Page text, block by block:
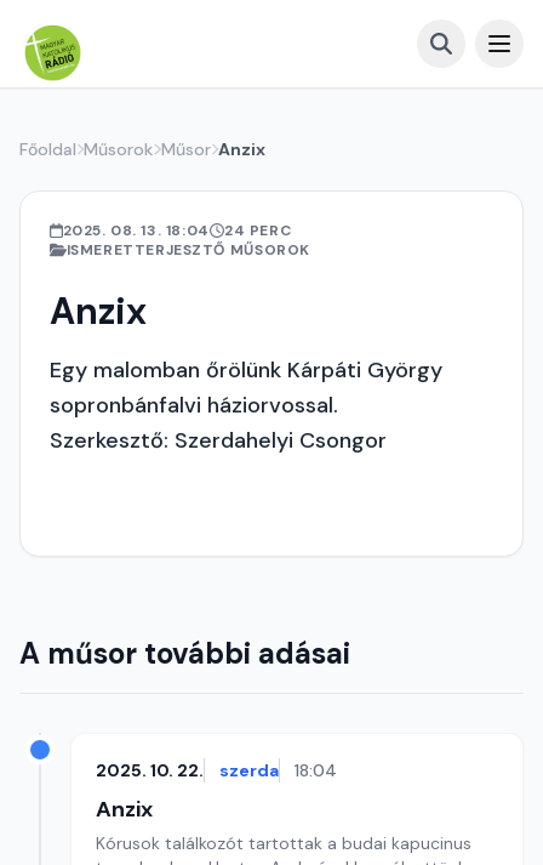
Főoldal Műsorok Műsor Anzix
2025. 08. 13. 18:04
24 PERC
ISMERETTERJESZTŐ MŰSOROK
Anzix
Egy malomban őrölünk Kárpáti György
sopronbánfalvi háziorvossal.
Szerkesztő: Szerdahelyi Csongor
A műsor további adásai
2025. 10. 22. szerda 18:04
Anzix
Kórusok találkozót tartottak a budai kapucinus